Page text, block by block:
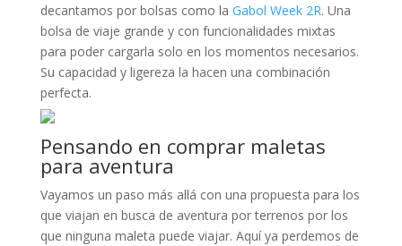
decantamos por bolsas como la Gabol Week 2R. Una
bolsa de viaje grande y con funcionalidades mixtas
para poder cargarla solo en los momentos necesarios.
Su capacidad y ligereza la hacen una combinación
perfecta.
Pensando en comprar maletas
para aventura
Vayamos un paso más allá con una propuesta para los
que viajan en busca de aventura por terrenos por los
que ninguna maleta puede viajar. Aquí ya perdemos de